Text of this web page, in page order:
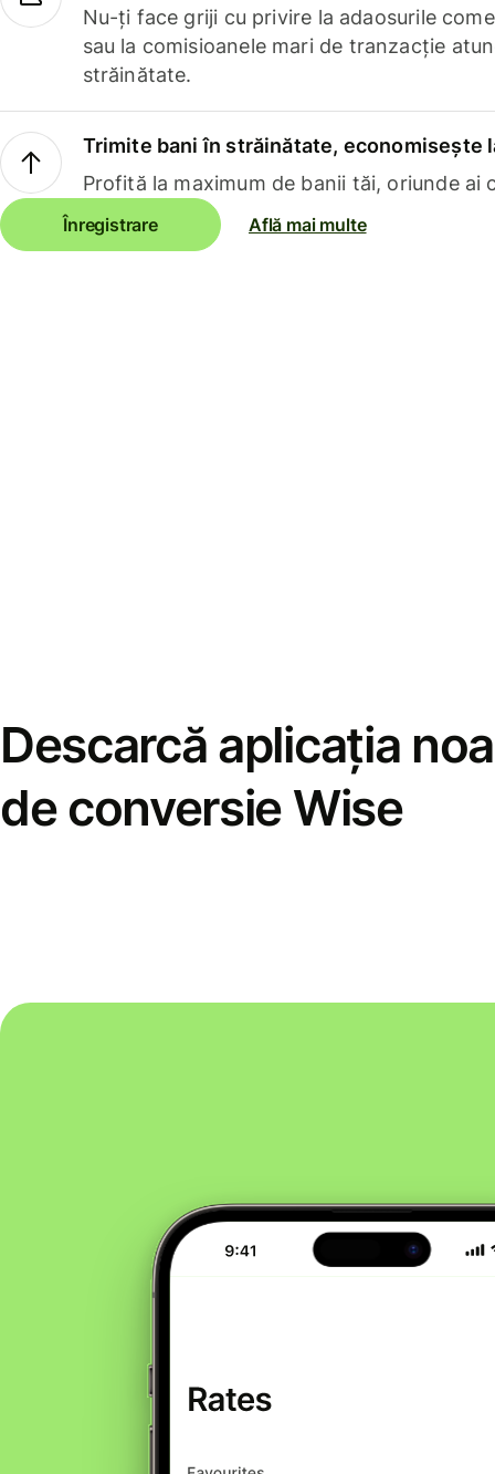
Nu-ți face griji cu privire la adaosurile
sau la comisioanele mari de tranzacție
străinătate.
Trimite bani în străinătate, economisește
Profită la maximum de banii tăi, oriunde ai
Înregistrare Află mai multe
Descarcă aplicația
de conversie Wise